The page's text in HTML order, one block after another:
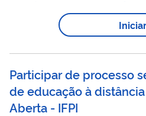
Iniciar
Participar de processo
de educação à
Aberta - IFPI